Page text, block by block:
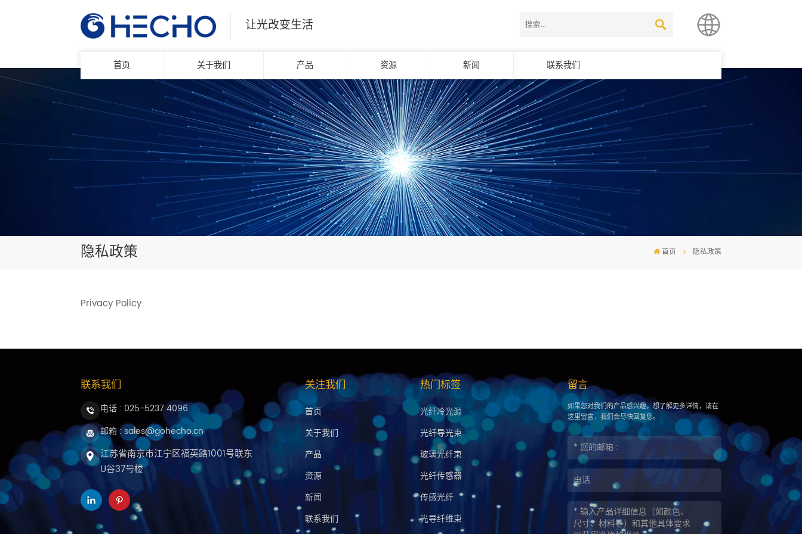
让光改变生活
简体中文
English
首页 关于我们 产品 资源 新闻 联系我们
隐私政策 首页 隐私政策
Privacy Policy
联系我们
电话 : 025-5237 4096
邮箱 : sales@gohecho.cn
江苏省南京市江宁区福英路1001号联东
U谷37号楼
关注我们
首页
关于我们
产品
资源
新闻
联系我们
热门标签
光纤冷光源
光纤导光束
玻璃光纤束
光纤传感器
传感光纤
光导纤维束
留言
如果您对我们的产品感兴趣，想了解更多详情，请在
这里留言，我们会尽快回复您。